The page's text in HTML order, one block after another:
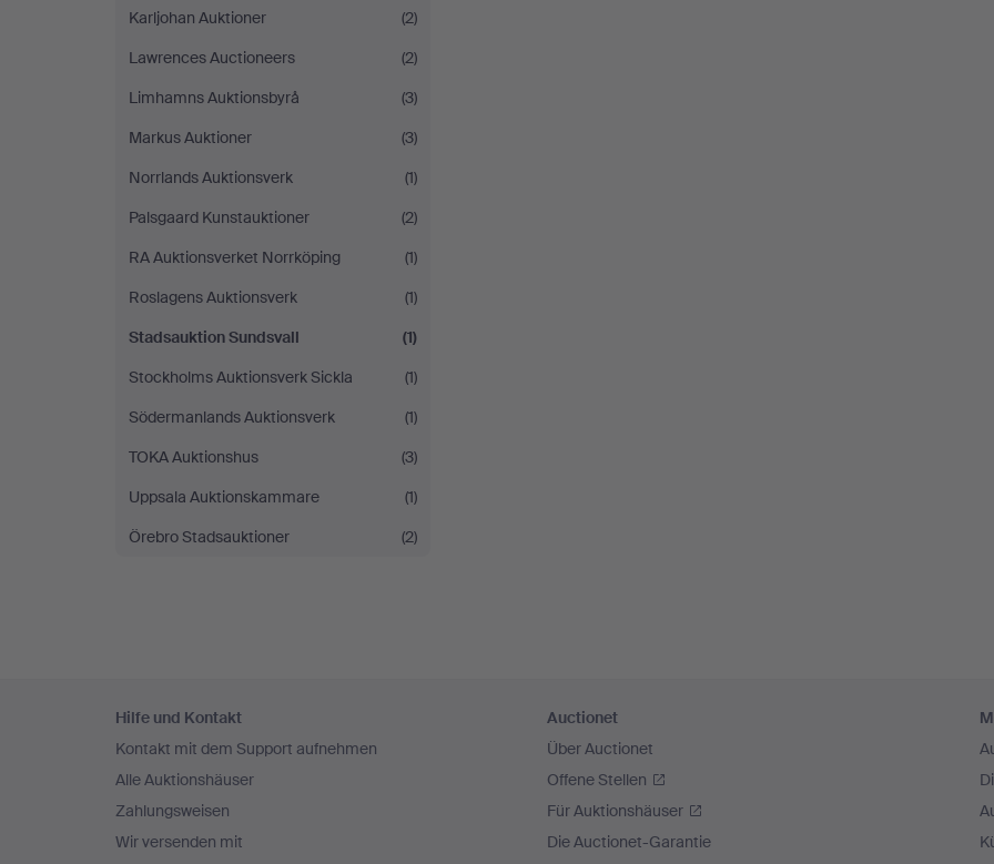
Karljohan Auktioner
(2)
Lawrences Auctioneers
(2)
Limhamns Auktionsbyrå
(3)
Markus Auktioner
(3)
Norrlands Auktionsverk
(1)
Palsgaard Kunstauktioner
(2)
RA Auktionsverket Norrköping
(1)
Roslagens Auktionsverk
(1)
Stadsauktion Sundsvall
(1)
Stockholms Auktionsverk Sickla
(1)
Södermanlands Auktionsverk
(1)
TOKA Auktionshus
(3)
Uppsala Auktionskammare
(1)
Örebro Stadsauktioner
(2)
Navigation
Hilfe und Kontakt
Kontakt mit dem Support aufnehmen
Alle Auktionshäuser
Zahlungsweisen
Wir versenden mit
Auctionet
Über Auctionet
Offene Stellen
Für Auktionshäuser
Die Auctionet-Garantie